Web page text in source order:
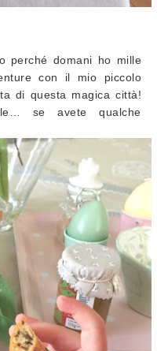
perché domani ho mille
con il mio piccolo
di questa magica città!
se avete qualche